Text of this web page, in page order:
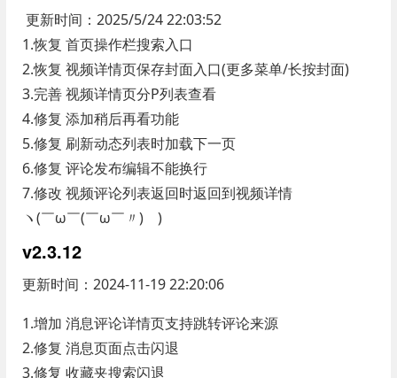
更新时间：2025/5/24 22:03:52
1.恢复 首页操作栏搜索入口
2.恢复 视频详情页保存封面入口(更多菜单/长按封面)
3.完善 视频详情页分P列表查看
4.修复 添加稍后再看功能
5.修复 刷新动态列表时加载下一页
6.修复 评论发布编辑不能换行
7.修改 视频评论列表返回时返回到视频详情
ヽ(￣ω￣(￣ω￣〃)ゝ)
v2.3.12
更新时间：2024-11-19 22:20:06
1.增加 消息评论详情页支持跳转评论来源
2.修复 消息页面点击闪退
3.修复 收藏夹搜索闪退